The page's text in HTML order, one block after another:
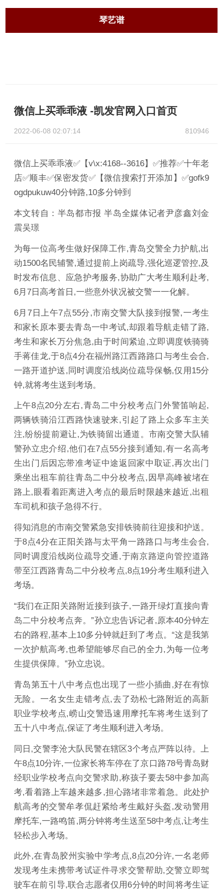
琴艺谱
微信上买乖乖液 -凯发官网入口首页
2022-06-08 02:07:14 810946
微信上买乖乖液✅【v\x:4168--3616】✅推荐✅十年老
店✅顺丰✅保密发货✅【微信搜索打开添加】✅gofk9
ogdpukuw40分钟路,10多分钟到
本文转自：半岛都市报 半岛全媒体记者尹彦鑫刘金
震吴璟
为每一位高考生做好保障工作,青岛交警全力护航,出
动1500名民辅警,通过提前上岗疏导,强化巡逻管控,及
时发布信息、应急护考服务,协助广大考生顺利赴考,
6月7日高考首日,一些意外状况被交警一一化解。
6月7日上午7点55分,市南交警大队接到报警,一考生
和家长原本要去青岛一中考试,却跟着导航走错了路,
考生和家长万分焦急,由于时间紧迫,立即调度铁骑骑
手蒋佳龙,于8点4分在福州路江西路路口与考生会合,
一路开道护送,同时调度沿线岗位疏导保畅,仅用15分
钟,就将考生送到考场。
上午8点20分左右,青岛二中分校考点门外警笛响起,
两辆铁骑沿江西路快速驶来,引起了路上众多车主关
注,纷纷提前避让,为铁骑留出通道。市南交警大队辅
警孙立忠介绍,他们在7点55分接到通知,有一名高考
生出门后因忘带准考证中途返回家中取证,再次出门
乘坐出租车前往青岛二中分校考点,因早高峰被堵在
路上,眼看着距离进入考点的最后时限越来越近,出租
车司机和孩子急得不行。
得知消息的市南交警紧急安排铁骑前往迎接和护送。
于8点4分在正阳关路与太平角一路路口与考生会合,
同时调度沿线岗位疏导交通,于南京路逆向管控道路
带至江西路青岛二中分校考点,8点19分考生顺利进入
考场。
“我们在正阳关路附近接到孩子,一路开绿灯直接向青
岛二中分校考点奔。”孙立忠告诉记者,原本40分钟左
右的路程,基本上10多分钟就赶到了考点。“这是我第
一次护航高考,也希望能够尽自己的全力,为每一位考
生提供保障。”孙立忠说。
青岛第五十八中考点也出现了一些小插曲,好在有惊
无险。一名女生走错考点,去了劲松七路附近的高新
职业学校考点,崂山交警迅速用摩托车将考生送到了
五十八中考点,保证了考生顺利进入考场。
同日,交警李沧大队民警在辖区3个考点严阵以待。上
午8点10分许,一位家长将车停在了京口路78号青岛财
经职业学校考点向交警求助,称孩子要去58中参加高
考,看着路上车越来越多,担心路堵非常着急。此处护
航高考的交警牟孝侃赶紧给考生戴好头盔,发动警用
摩托车,一路鸣笛,两分钟将考生送至58中考点,让考生
轻松步入考场。
此外,在青岛胶州实验中学考点,8点20分许,一名老师
发现考生未携带考试证件寻求交警帮助,交警立即驾
驶车在前引导,联合志愿者仅用6分钟的时间将考生证